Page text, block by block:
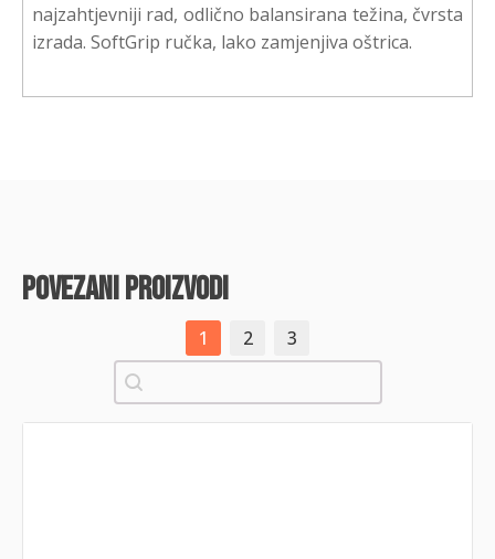
najzahtjevniji rad, odlično balansirana težina, čvrsta
izrada. SoftGrip ručka, lako zamjenjiva oštrica.
povezani proizvodi
1 2
3
Pretraži